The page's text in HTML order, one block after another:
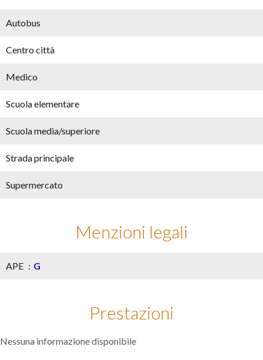
Autobus
Centro città
Medico
Scuola elementare
Scuola media/superiore
Strada principale
Supermercato
Menzioni legali
APE G
Prestazioni
Nessuna informazione disponibile